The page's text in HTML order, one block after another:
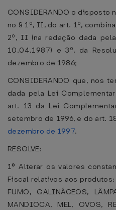
CONSIDERANDO o disposto
no § 1º, II, do art. 1º,
2º, II (na redação dada
10.04.1987) e 3º, da
dezembro de 1986;
CONSIDERANDO que, nos
dada pela Lei
art. 13 da Lei
setembro de 1996, e do art.
dezembro de 1997.
RESOLVE:
1ºAlterar os valores
Fiscal relativos aos produtos:
FUMO, GALINÁCEOS,
MANDIOCA, MEL, OVOS,